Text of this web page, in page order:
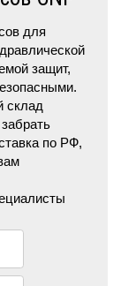
для
защит,
склад
по РФ,